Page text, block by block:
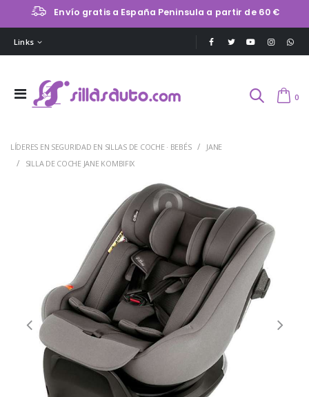
Envío gratis a España Peninsula a partir de 60 €
Links
0
LÍDERES EN SEGURIDAD EN SILLAS DE COCHE · BEBÉS
JANE
SILLA DE COCHE JANE KOMBIFIX